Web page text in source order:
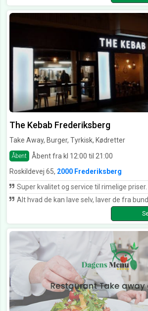
The Kebab Frederiksberg
Take Away, Burger, Tyrkisk, Kødretter
Åbent Åbent fra kl 12:00 til 21:00
Roskildevej 65, 2000 Frederiksberg
Super kvalitet og service til rimelige
Alt hvad de kan lave selv, laver de fra bunden og det kan smages. Jeg havde aldrig prøvet rødkål i Kebab før, men det er i den grad et hit. Alle de ansatte/ejere